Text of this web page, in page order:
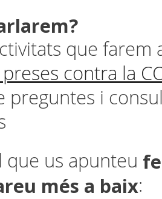
que farem
contra la
preguntes i
que us apunteu
més a baix: